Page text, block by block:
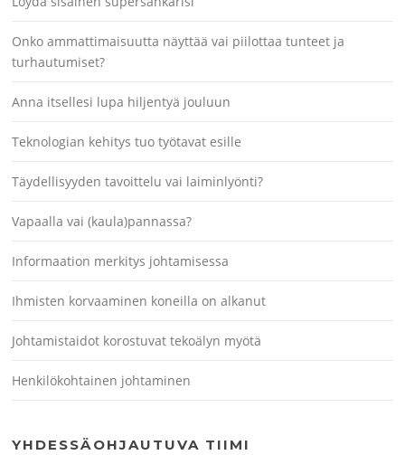
Onko ammattimaisuutta näyttää vai piilottaa tunteet ja
turhautumiset?
Anna itsellesi lupa hiljentyä jouluun
Teknologian kehitys tuo työtavat esille
Täydellisyyden tavoittelu vai laiminlyönti?
Vapaalla vai (kaula)pannassa?
Informaation merkitys johtamisessa
Ihmisten korvaaminen koneilla on alkanut
Johtamistaidot korostuvat tekoälyn myötä
Henkilökohtainen johtaminen
YHDESSÄOHJAUTUVA TIIMI